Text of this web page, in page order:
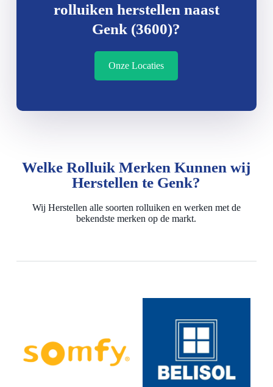
rolluiken herstellen naast
Genk (3600)?
Onze Locaties
Welke Rolluik Merken Kunnen wij
Herstellen te Genk?
Wij Herstellen alle soorten rolluiken en werken met de
bekendste merken op de markt.